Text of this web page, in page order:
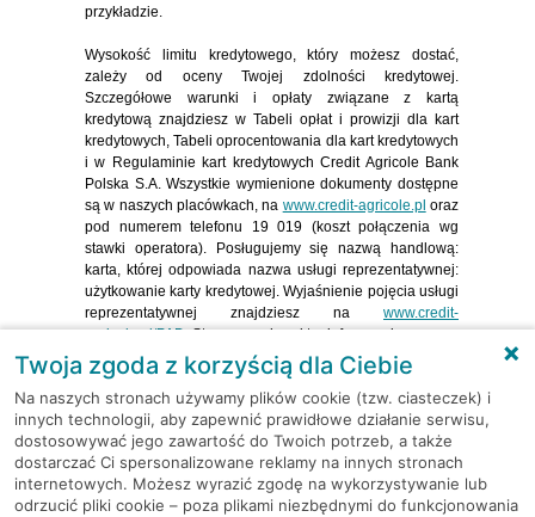
przykładzie.
Wysokość limitu kredytowego, który możesz dostać,
zależy od oceny Twojej zdolności kredytowej.
Szczegółowe warunki i opłaty związane z kartą
kredytową znajdziesz w Tabeli opłat i prowizji dla kart
kredytowych, Tabeli oprocentowania dla kart kredytowych
i w Regulaminie kart kredytowych Credit Agricole Bank
Polska S.A. Wszystkie wymienione dokumenty dostępne
są w naszych placówkach, na www.credit-agricole.plotworzy się w
oraz
pod numerem telefonu 19 019 (koszt połączenia wg
stawki operatora). Posługujemy się nazwą handlową:
karta, której odpowiada nazwa usługi reprezentatywnej:
użytkowanie karty kredytowej. Wyjaśnienie pojęcia usługi
reprezentatywnej znajdziesz na www.credit-
agricole.pl/PADotworzy się w nowym oknie
. Strona ma charakter informacyjny.
W XVII Rankingu Odpowiedzialnych Firm (ROF) bank
Credit Agricole zajął 2. miejsce w klasyfikacji generalnej i
branżowej. Organizatorem rankingu jest Kozmiński
Business Hub, a partnerami: Forum Odpowiedzialnego
Biznesu, Dziennik Gazeta Prawna i Deloitte. Więcej
informacji nawww.rankingodpowiedzialnychfirm.plotworzy się w
Twoja zgoda z korzyścią dla Ciebie
Na naszych stronach używamy plików cookie (tzw. ciasteczek) i
innych technologii, aby zapewnić prawidłowe działanie serwisu,
dostosowywać jego zawartość do Twoich potrzeb, a także
dostarczać Ci spersonalizowane reklamy na innych stronach
internetowych. Możesz wyrazić zgodę na wykorzystywanie lub
odrzucić pliki cookie – poza plikami niezbędnymi do funkcjonowania